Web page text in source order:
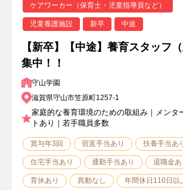
ケアワーカー（保育士・児童指導員など）
児童養護施設 新卒 中途
【新卒】【中途】養育スタッフ
集中！！
守山学園
滋賀県守山市笠原町1257-1
家庭的な養育環境のための取組み｜メンタ
トあり｜若手職員多数
賞与年3回 宿直手当あり 扶養手当あ
住宅手当あり 通勤手当あり 退職金あ
育休あり 異動なし 年間休日110日以